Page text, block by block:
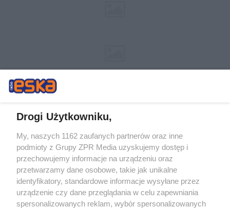
Żaden utwór zamieszczony w serwisie nie może być powielany i
rozpowszechniany lub dalej rozpowszechniany w jakikolwiek sposób (w
tym także elektroniczny lub mechaniczny) na jakimkolwiek polu
eksploatacji w jakiejkolwiek formie, włącznie z umieszczaniem w
Internecie bez pisemnej zgody właściciela praw. Jakiekolwiek użycie lub
wykorzystanie utworów w całości lub w części z naruszeniem prawa,
tzn. bez właściwej zgody, jest zabronione pod groźbą kary i może być
ścigane prawnie.
Drogi Użytkowniku,
My, naszych 1162 zaufanych partnerów oraz inne
podmioty z Grupy ZPR Media uzyskujemy dostęp i
przechowujemy informacje na urządzeniu oraz
przetwarzamy dane osobowe, takie jak unikalne
identyfikatory, standardowe informacje wysyłane przez
urządzenie czy dane przeglądania w celu zapewniania
spersonalizowanych reklam, wybór spersonalizowanych